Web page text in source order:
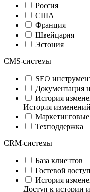
Россия
США
Франция
Швейцария
Эстония
CMS-системы
SEO
Документация
История
История
Техподдержка
CRM-системы
База клиентов
Гостевой доступ
История
Доступ к истории